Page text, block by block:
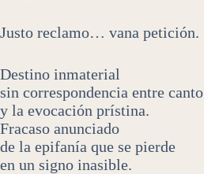
Justo reclamo… vana petición.
Destino inmaterial
sin correspondencia entre canto
y la evocación prístina.
Fracaso anunciado
de la epifanía que se pierde
en un signo inasible.